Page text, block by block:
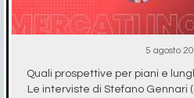
5 agosto
Quali prospettive per piani e
Le interviste di Stefano Gennari